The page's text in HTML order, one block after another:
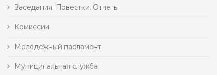
Заседания. Повестки. Отчеты
Комиссии
Молодежный парламент
Муниципальная служба